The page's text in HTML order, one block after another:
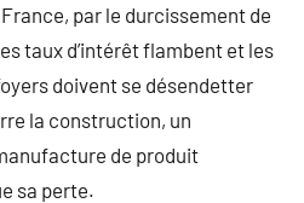
par le durcissement de
taux d’intérêt flambent et les
doivent se désendetter
la construction, un
de produit
sa perte.